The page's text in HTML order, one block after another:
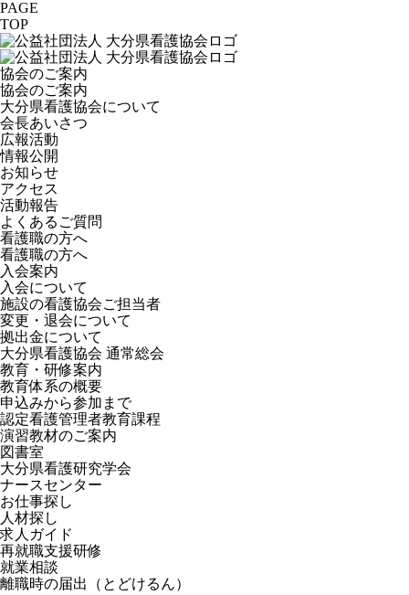
PAGE
TOP
協会のご案内
協会のご案内
大分県看護協会について
会長あいさつ
広報活動
情報公開
お知らせ
アクセス
活動報告
よくあるご質問
看護職の方へ
看護職の方へ
入会案内
入会について
施設の看護協会ご担当者
変更・退会について
拠出金について
大分県看護協会 通常総会
教育・研修案内
教育体系の概要
申込みから参加まで
認定看護管理者教育課程
演習教材のご案内
図書室
大分県看護研究学会
ナースセンター
お仕事探し
人材探し
求人ガイド
再就職支援研修
就業相談
離職時の届出（とどけるん）